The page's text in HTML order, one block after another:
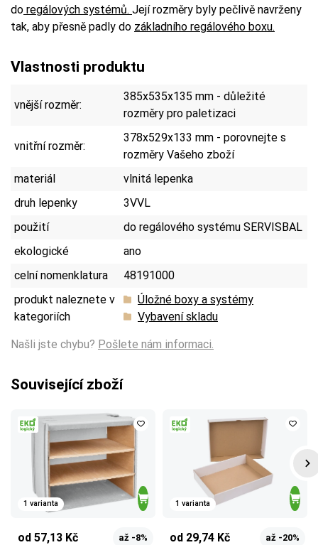
do regálových systémů. Její rozměry byly pečlivě navrženy
tak, aby přesně padly do základního regálového boxu.
Vlastnosti produktu
vnější rozměr:
385x535x135 mm - důležité
rozměry pro paletizaci
vnitřní rozměr:
378x529x133 mm - porovnejte s
rozměry Vašeho zboží
materiál
vlnitá lepenka
druh lepenky
3VVL
použití
do regálového systému SERVISBAL
ekologické
ano
celní nomenklatura
48191000
produkt naleznete v
kategoriích
Úložné boxy a systémy
Vybavení skladu
Našli jste chybu? Pošlete nám informaci.
Související zboží
1 varianta
od 57,13 Kč až -8%
1 varianta
od 29,74 Kč až -20%